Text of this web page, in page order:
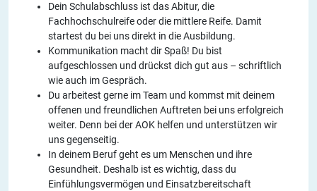
Dein Schulabschluss ist das Abitur, die
Fachhochschulreife oder die mittlere Reife. Damit
startest du bei uns direkt in die Ausbildung.
Kommunikation macht dir Spaß! Du bist
aufgeschlossen und drückst dich gut aus – schriftlich
wie auch im Gespräch.
Du arbeitest gerne im Team und kommst mit deinem
offenen und freundlichen Auftreten bei uns erfolgreich
weiter. Denn bei der AOK helfen und unterstützen wir
uns gegenseitig.
In deinem Beruf geht es um Menschen und ihre
Gesundheit. Deshalb ist es wichtig, dass du
Einfühlungsvermögen und Einsatzbereitschaft